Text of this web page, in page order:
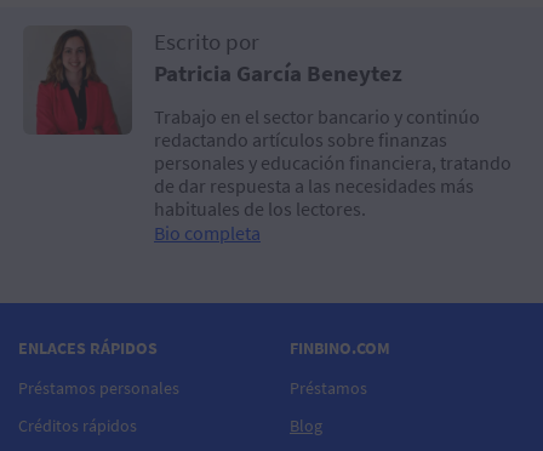
Escrito por
Patricia García Beneytez
Trabajo en el sector bancario y continúo
redactando artículos sobre finanzas
personales y educación financiera, tratando
de dar respuesta a las necesidades más
habituales de los lectores.
Bio completa
ENLACES RÁPIDOS
Préstamos personales
Créditos rápidos
FINBINO.COM
Préstamos
Blog